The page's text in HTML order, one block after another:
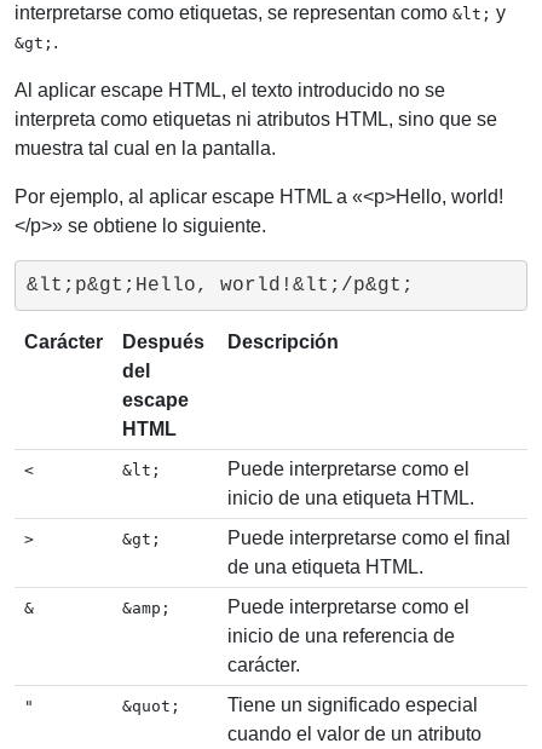
interpretarse como etiquetas, se representan como &lt; y
&gt; .
Al aplicar escape HTML, el texto introducido no se
interpreta como etiquetas ni atributos HTML, sino que se
muestra tal cual en la pantalla.
Por ejemplo, al aplicar escape HTML a «<p>Hello, world!
</p>» se obtiene lo siguiente.
&lt;p&gt;Hello, world!&lt;/p&gt;
Carácter
Después
del
escape
HTML
Descripción
< &lt;
Puede interpretarse como el
inicio de una etiqueta HTML.
> &gt;
Puede interpretarse como el final
de una etiqueta HTML.
& &amp;
Puede interpretarse como el
inicio de una referencia de
carácter.
" &quot;
Tiene un significado especial
cuando el valor de un atributo